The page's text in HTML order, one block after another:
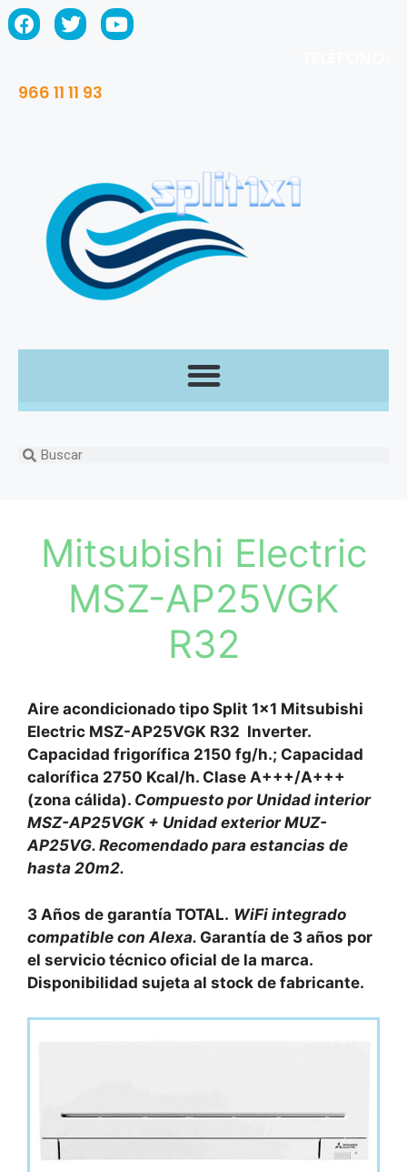
966 11 11 93
Mitsubishi Electric
MSZ-AP25VGK
R32
Aire acondicionado tipo Split 1×1 Mitsubishi
Electric MSZ-AP25VGK R32 Inverter.
Capacidad frigorífica 2150 fg/h.; Capacidad
calorífica 2750 Kcal/h. Clase A+++/A+++
(zona cálida). Compuesto por Unidad interior
MSZ-AP25VGK + Unidad exterior MUZ-
AP25VG. Recomendado para estancias de
hasta 20m2.
3 Años de garantía TOTAL. WiFi integrado
compatible con Alexa. Garantía de 3 años por
el servicio técnico oficial de la marca.
Disponibilidad sujeta al stock de fabricante.